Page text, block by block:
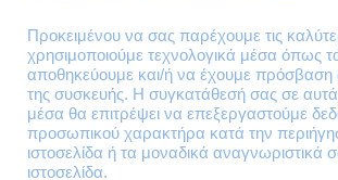
Τηλέφωνα Επικοινωνίας
210 41 13 636
210 41 13 280
Προκειμένου να σας παρέχουμε τις
χρησιμοποιούμε τεχνολογικά μέσα όπως
αποθηκεύουμε και/ή να έχουμε πρόσβαση
της συσκευής. Η συγκατάθεσή σας σε αυτά
μέσα θα επιτρέψει να επεξεργαστούμε
προσωπικού χαρακτήρα κατά την
ιστοσελίδα ή τα μοναδικά αναγνωριστικά
ιστοσελίδα.